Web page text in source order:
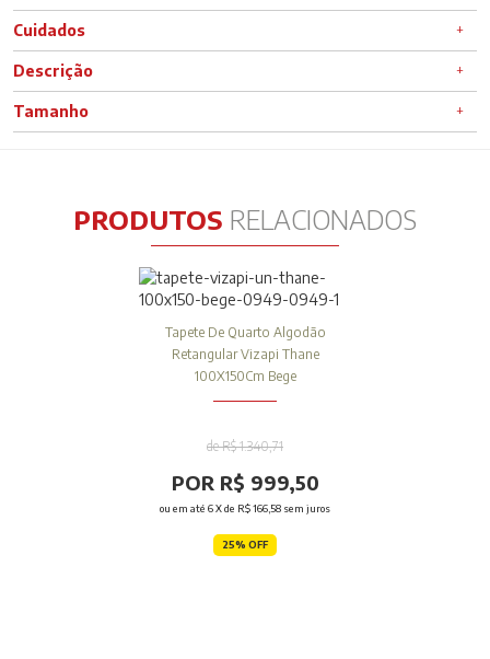
Cuidados
Descrição
Tamanho
PRODUTOS RELACIONADOS
Tapete De Quarto Algodão
Retangular Vizapi Thane
100X150Cm Bege
de R$ 1.340,71
POR R$ 999,50
ou em até 6X de R$ 166,58 sem juros
25% OFF